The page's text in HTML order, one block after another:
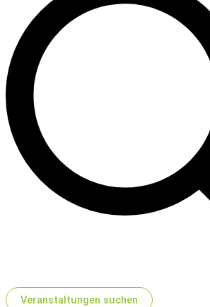
Veranstaltungen suchen